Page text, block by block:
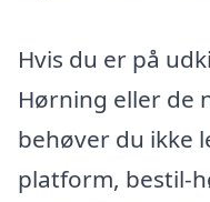
Hvis du er på
Hørning eller de
behøver du ikke
platform, bestil-